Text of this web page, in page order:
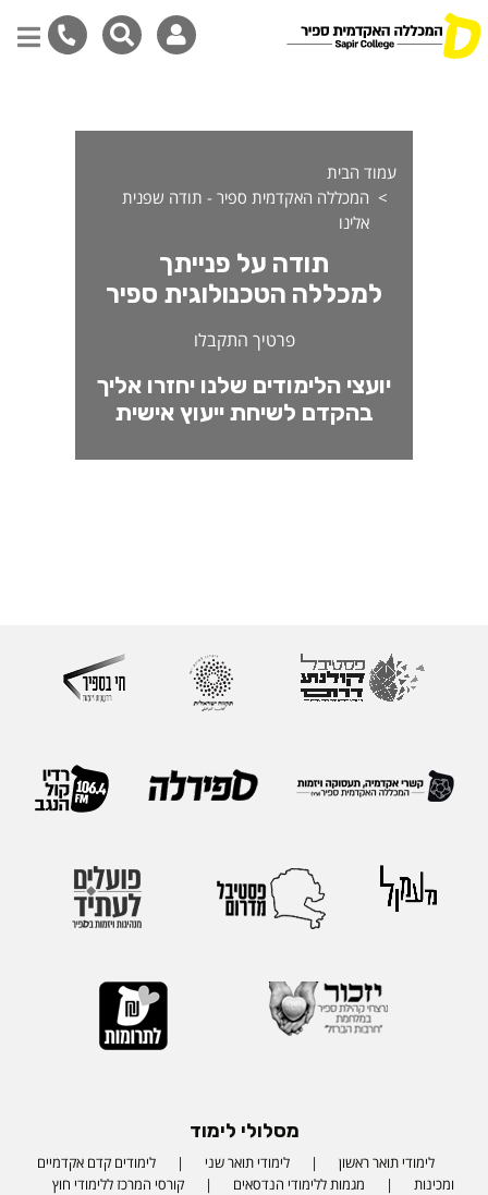
עמוד הבית
המכללה האקדמית ספיר - תודה שפנית
אלינו
תודה על פנייתך
למכללה הטכנולוגית ספיר
פרטיך התקבלו
יועצי הלימודים שלנו יחזרו אליך
בהקדם לשיחת ייעוץ אישית
מסלולי לימוד
לימודי תואר ראשון לימודי תואר שני
לימודים קדם אקדמיים
ומכינות
מגמות ללימודי הנדסאים קורסי המרכז ללימודי חוץ